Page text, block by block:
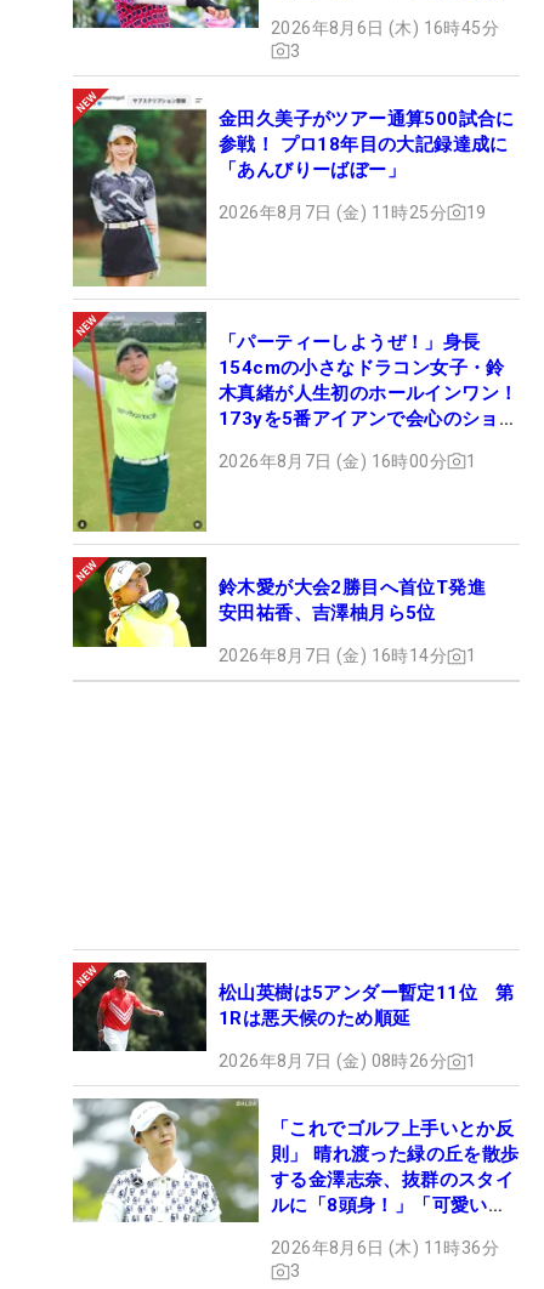
2026年8月6日 (木) 16時45分
3
金田久美子がツアー通算500試合に
参戦！ プロ18年目の大記録達成に
「あんびりーばぼー」
2026年8月7日 (金) 11時25分 19
「パーティーしようぜ！」身長
154cmの小さなドラコン女子・鈴
木真緒が人生初のホールインワン！
173yを5番アイアンで会心のショッ
2026年8月7日 (金) 16時00分 1
鈴木愛が大会2勝目へ首位T発進
安田祐香、吉澤柚月ら5位
2026年8月7日 (金) 16時14分 1
松山英樹は5アンダー暫定11位 第
1Rは悪天候のため順延
2026年8月7日 (金) 08時26分 1
「これでゴルフ上手いとか反
則」 晴れ渡った緑の丘を散歩
する金澤志奈、抜群のスタイ
ルに「8頭身！」「可愛いに
2026年8月6日 (木) 11時36分
3